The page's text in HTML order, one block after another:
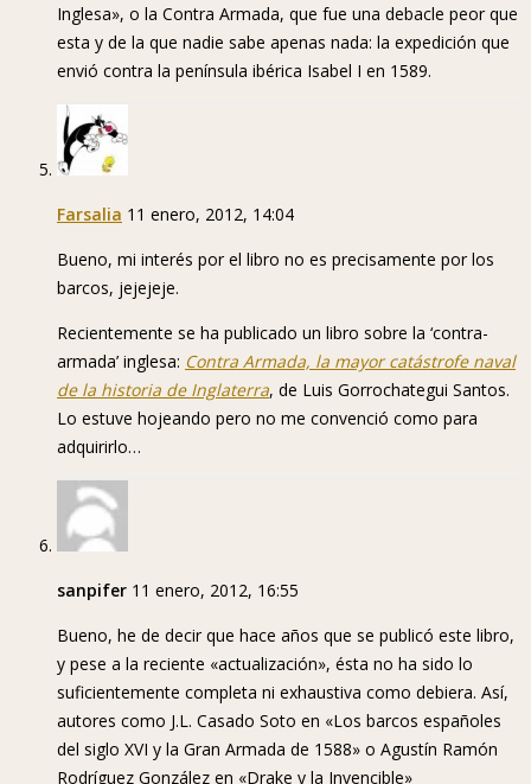
Inglesa», o la Contra Armada, que fue una debacle peor que
esta y de la que nadie sabe apenas nada: la expedición que
envió contra la península ibérica Isabel I en 1589.
Farsalia 11 enero, 2012, 14:04
Bueno, mi interés por el libro no es precisamente por los
barcos, jejejeje.
Recientemente se ha publicado un libro sobre la ‘contra-
armada’ inglesa: Contra Armada, la mayor catástrofe naval
de la historia de Inglaterra, de Luis Gorrochategui Santos.
Lo estuve hojeando pero no me convenció como para
adquirirlo…
sanpifer 11 enero, 2012, 16:55
Bueno, he de decir que hace años que se publicó este libro,
y pese a la reciente «actualización», ésta no ha sido lo
suficientemente completa ni exhaustiva como debiera. Así,
autores como J.L. Casado Soto en «Los barcos españoles
del siglo XVI y la Gran Armada de 1588» o Agustín Ramón
Rodríguez González en «Drake y la Invencible»